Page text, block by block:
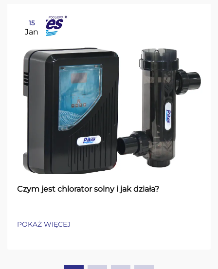
15
Jan
Czym jest chlorator solny i jak działa?
POKAŻ WIĘCEJ